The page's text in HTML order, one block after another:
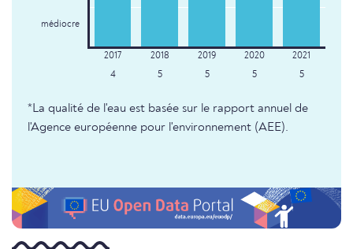
médiocre
4 5 5 5 5
*La qualité de l'eau est basée sur le rapport annuel de
l'Agence européenne pour l'environnement (AEE).